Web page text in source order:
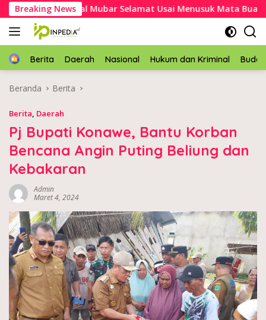
Langsung
ke
konten
Breaking News
Kakek Asal Mubar Selamat Usai Menusuk Mata Buaya
HomeBerita Daerah Nasional Hukum dan Kriminal
Beranda Berita
Berita, Daerah
Pj Bupati Konawe, Bantu Korban
Bencana Angin Puting Beliung dan
Kebakaran
Admin
Maret 4, 2024